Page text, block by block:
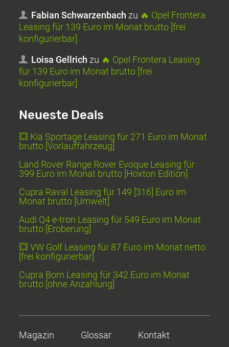
Fabian Schwarzenbach zu 🔥 Opel Frontera
Leasing für 139 Euro im Monat brutto [frei
konfigurierbar]
Loisa Gellrich zu 🔥 Opel Frontera Leasing
für 139 Euro im Monat brutto [frei
konfigurierbar]
Neueste Deals
💥 Kia Sportage Leasing für 271 Euro im Monat
brutto [Vorlauffahrzeug]
Land Rover Range Rover Evoque Leasing für
399 Euro im Monat brutto [Hoxton Edition]
Cupra Raval Leasing für 149 [316] Euro im
Monat brutto [Umwelt]
Audi Q4 e-tron Leasing für 549 Euro im Monat
brutto [Eroberung]
💥 VW Golf Leasing für 87 Euro im Monat netto
[frei konfigurierbar]
Cupra Born Leasing für 342 Euro im Monat
brutto [ohne Anzahlung]
Magazin Glossar Kontakt